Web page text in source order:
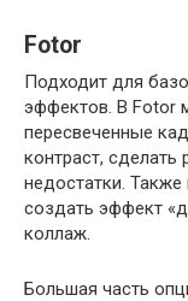
Fotor
Подходит для
эффектов. В Fotor
пересвеченные
контраст, сделать
недостатки.
создать эффект
коллаж.
Большая часть